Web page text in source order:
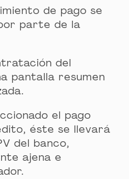
de pago se
parte de la
del
pantalla resumen
el pago
éste se llevará
del banco,
ajena e